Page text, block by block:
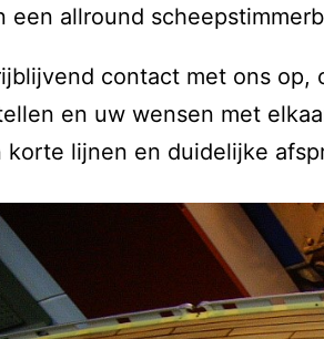
een allround
contact met ons
en uw wensen met
korte lijnen en duidelijke